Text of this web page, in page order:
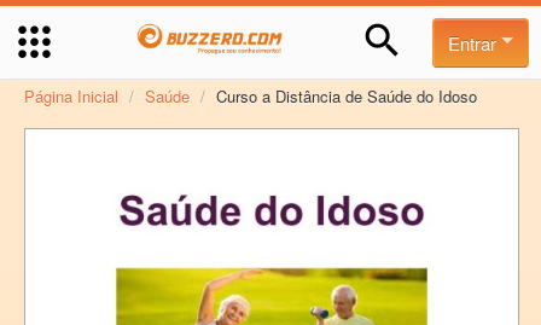
Entrar
Página Inicial / Saúde / Curso a Distância de Saúde do Idoso